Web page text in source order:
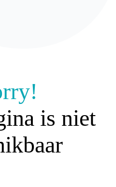
is niet